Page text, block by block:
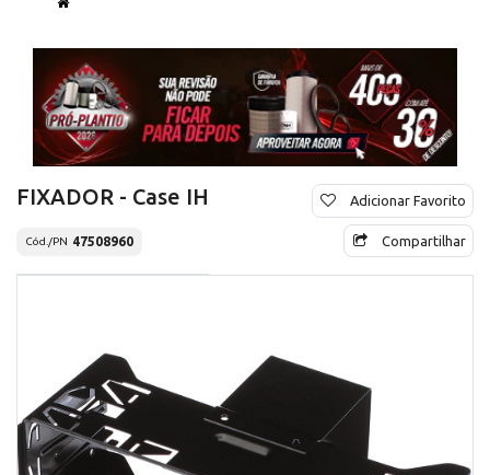
FIXADOR - Case IH
Cód./PN 47508960
Adicionar Favorito
Compartilhar